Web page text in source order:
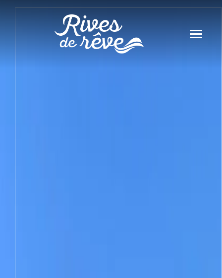
Panneau de gestion des cookies